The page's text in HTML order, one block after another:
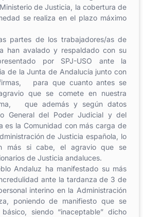
de Justicia, la cobertura de
se realiza en el plazo máximo
partes de los trabajadores/as de
han avalado y respaldado con su
por SPJ-USO ante la
de la Junta de Andalucía junto con
para que cuanto antes se
que se comete en nuestra
que además y según datos
General del Poder Judicial y del
es la Comunidad con más carga de
de Justicia española, lo
más si cabe, el agravio que se
de Justicia andaluces.
Andaluz ha manifestado su más
ante la tardanza de 3 de
interino en la Administración
poniendo de manifiesto que se
siendo “inaceptable” dicho